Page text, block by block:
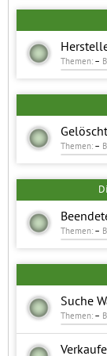
Themen: –
Themen: –
Themen: –
Suche
Themen: –